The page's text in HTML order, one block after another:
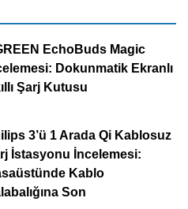
EchoBuds Magic
Dokunmatik Ekranlı
Şarj Kutusu
3’ü 1 Arada Qi Kablosuz
İstasyonu İncelemesi:
Kablo
Son